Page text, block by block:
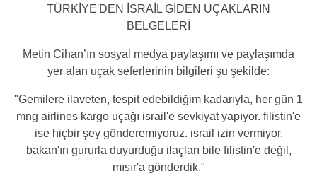
TÜRKİYE'DEN İSRAİL GİDEN UÇAKLARIN
BELGELERİ
Metin Cihan’ın sosyal medya paylaşımı ve paylaşımda
yer alan uçak seferlerinin bilgileri şu şekilde:
"Gemilere ilaveten, tespit edebildiğim kadarıyla, her gün 1
mng airlines kargo uçağı israil'e sevkiyat yapıyor. filistin'e
ise hiçbir şey gönderemiyoruz. israil izin vermiyor.
bakan'ın gururla duyurduğu ilaçları bile filistin'e değil,
mısır'a gönderdik."